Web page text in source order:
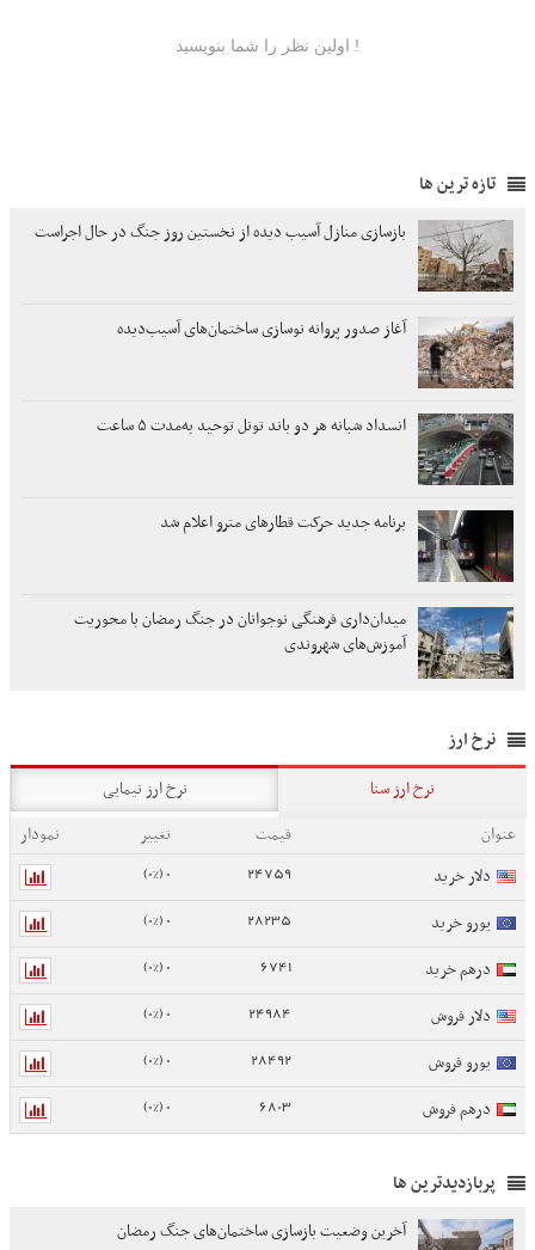
تازه ترین ها
بازسازی منازل آسیب دیده از نخستین روز جنگ در حال اجراست
آغاز صدور پروانه نوسازی ساختمان‌های آسیب‌دیده
انسداد شبانه هر دو باند تونل توحید به‌مدت ۵ ساعت
برنامه جدید حرکت قطارهای مترو اعلام شد
میدان‌داری فرهنگی نوجوانان در جنگ رمضان با محوریت
آموزش‌های شهروندی
نرخ ارز
نرخ ارز سنا
نرخ ارز نیمایی
عنوان
قیمت تغییر
نمودار
دلار خرید
24759
0 (0%)
یورو خرید 28235
0 (0%)
درهم خرید 6741
0 (0%)
دلار فروش 24984
0 (0%)
یورو فروش 28492
0 (0%)
درهم فروش 6803
0 (0%)
پربازدیدترین ها
آخرین وضعیت بازسازی ساختمان‌های جنگ‌ رمضان